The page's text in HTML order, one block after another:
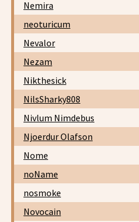
Nemira
neoturicum
Nevalor
Nezam
Nikthesick
NilsSharky808
Nivlum Nimdebus
Njoerdur Olafson
Nome
noName
nosmoke
Novocain